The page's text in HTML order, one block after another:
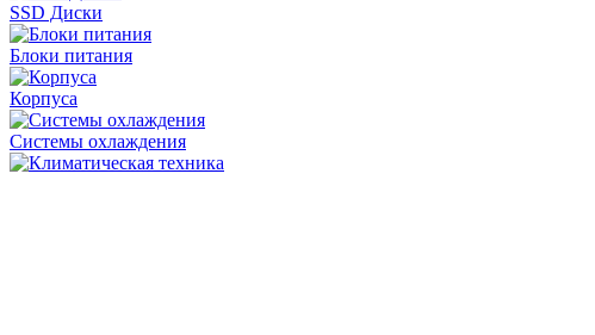
SSD Диски
Блоки питания
Корпуса
Системы охлаждения